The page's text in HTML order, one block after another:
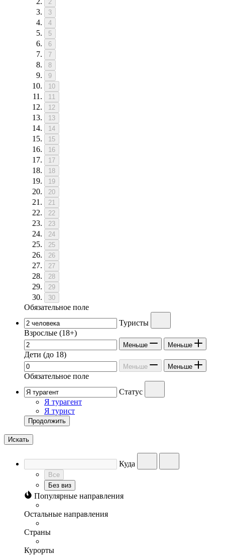
2
3
4
5
6
7
8
9
10
11
12
13
14
15
16
17
18
19
20
21
22
23
24
25
26
27
28
29
30
Обязательное поле
Туристы
Взрослые (18+)
Меньше Меньше
Дети (до 18)
Меньше Меньше
Обязательное поле
Статус
Я турагент
Я турист
Продолжить
Искать
Куда
Все
Без виз
Популярные направления
Остальные направления
Страны
Курорты